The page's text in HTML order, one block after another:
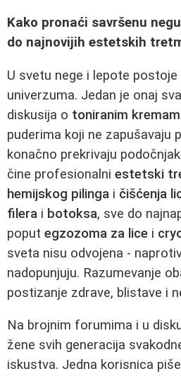
Kako pronaći savršenu
do najnovijih estetskih
U svetu nege i lepote postoje
univerzuma. Jedan je onaj
diskusija o toniranim
puderima koji ne zapušavaju
konačno prekrivaju
čine profesionalni estetski
hemijskog pilinga i čišćenja
filera i botoksa, sve do
poput egzozoma za lice i
sveta nisu odvojena -
nadopunjuju. Razumevanje
postizanje zdrave, blistave i
Na brojnim forumima i u
žene svih generacija
iskustva. Jedna korisnica